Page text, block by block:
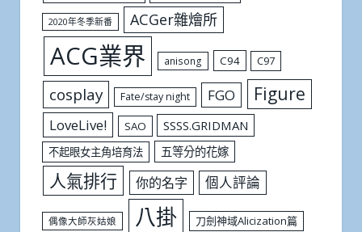
2020年冬季新番 ACGer雜燴所
ACG業界 anisong C94 C97
cosplay Fate/stay night FGO Figure
LoveLive! SAO SSSS.GRIDMAN
不起眼女主角培育法 五等分的花嫁
人氣排行 你的名字 個人評論
偶像大師灰姑娘 八掛 刀劍神域Alicization篇